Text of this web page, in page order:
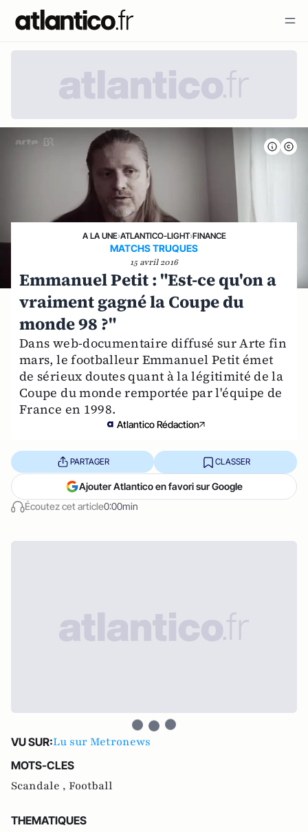
A LA UNE›ATLANTICO-LIGHT›FINANCE
MATCHS TRUQUES
15 avril 2016
Emmanuel Petit : "Est-ce qu'on a
vraiment gagné la Coupe du
monde 98 ?"
Dans web-documentaire diffusé sur Arte fin
mars, le footballeur Emmanuel Petit émet
de sérieux doutes quant à la légitimité de la
Coupe du monde remportée par l'équipe de
France en 1998.
Atlantico Rédaction
Écoutez cet article0:00min
PARTAGER CLASSER
Ajouter Atlantico en favori sur Google
VU SUR:Lu sur Metronews
MOTS-CLES
Scandale , Football
THEMATIQUES